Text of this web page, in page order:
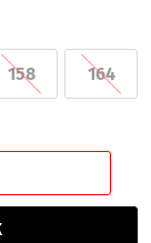
158 164